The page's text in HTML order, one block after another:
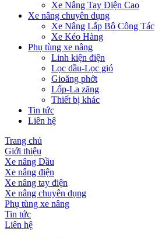
Xe Nâng Tay Điện Cao
Xe nâng chuyên dụng
Xe Nâng Lắp Bộ Công Tác
Xe Kéo Hàng
Phụ tùng xe nâng
Linh kiện điện
Lọc dầu-Lọc gió
Gioăng phớt
Lốp-La zăng
Thiết bị khác
Tin tức
Liên hệ
Trang chủ
Giới thiệu
Xe nâng Dầu
Xe nâng điện
Xe nâng tay điện
Xe nâng chuyên dụng
Phụ tùng xe nâng
Tin tức
Liên hệ